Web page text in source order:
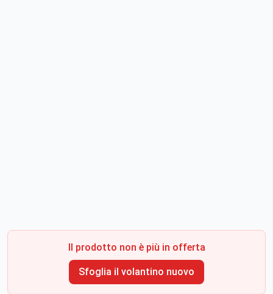
Il prodotto non è più in offerta
Sfoglia il volantino nuovo